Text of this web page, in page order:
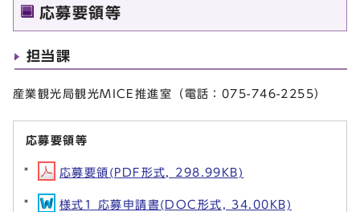
応募要領等
担当課
産業観光局観光MICE推進室（電話：075-746-2255）
応募要領等
応募要領(PDF形式, 298.99KB)
様式1 応募申請書(DOC形式, 34.00KB)